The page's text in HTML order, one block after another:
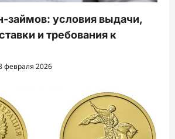
займов: условия выдачи,
и требования к
февраля 2026